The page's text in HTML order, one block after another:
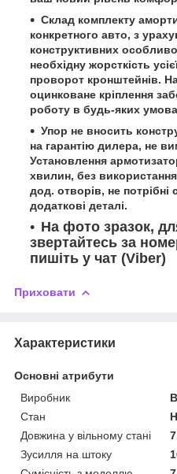
Склад комплекту
конкретного авто, з
конструктивних
необхідну жорсткість
проворот кронштейнів.
оцинковане кріплення
роботу в будь-яких
Упор не вносить
на гарантію дилера, не
Установлення
хвилин, без
дод. отворів, не потрібні
додаткові деталі.
На фото зразок,
звертайтесь за
пишіть у чат (Viber)
Приховати
Характеристики
Основні атрибути
Виробник
Стан
Довжина у вільному стані
Зусилля на штоку